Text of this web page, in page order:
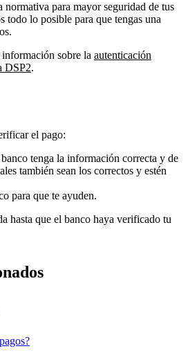
normativa para mayor seguridad de tus
todo lo posible para que tengas una
información sobre la autenticación
DSP2.
el pago:
tenga la información correcta y de
también sean los correctos y estén
para que te ayuden.
hasta que el banco haya verificado tu